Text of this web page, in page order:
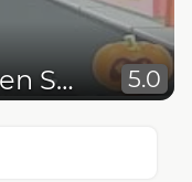
Baby Barbie Halloween Shopping Spree 5.0